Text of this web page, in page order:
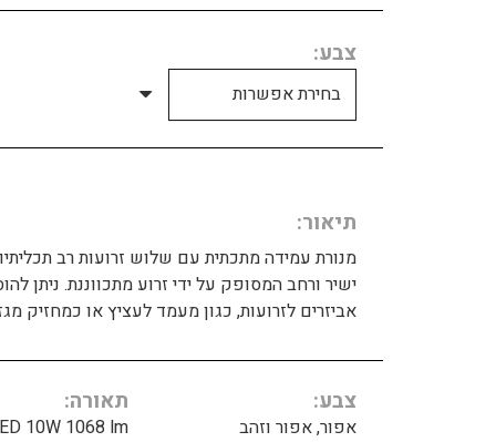
צבע
תיאור
מנורת עמידה מתכתית עם שלוש זרועות רב
ישיר ורחב המסופק על ידי זרוע מתכווננת. ניתן
אביזרים לזרועות, כגון מעמד לעציץ או כמחזיק
צבע
אפור, אפור וזהב
תאורה
10W 1068 lm